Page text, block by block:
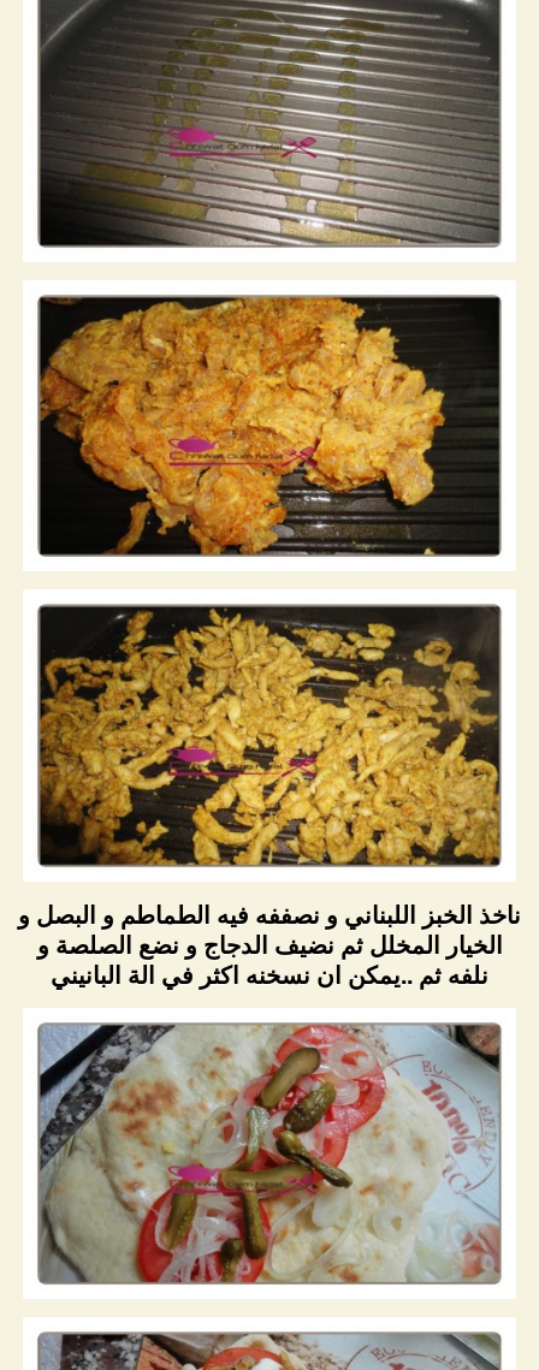
ناخذ الخبز اللبناني و نصففه فيه الطماطم و البصل و
الخيار المخلل ثم نضيف الدجاج و نضع الصلصة و
نلفه ثم ..يمكن ان نسخنه اكثر في الة البانيني